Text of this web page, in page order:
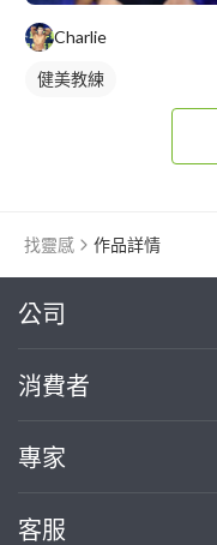
Charlie
健美教練
找靈感 作品詳情
公司
關於我們
部落格
加入我們
消費者
買服務
專家
案件中心
客服
繼續完成